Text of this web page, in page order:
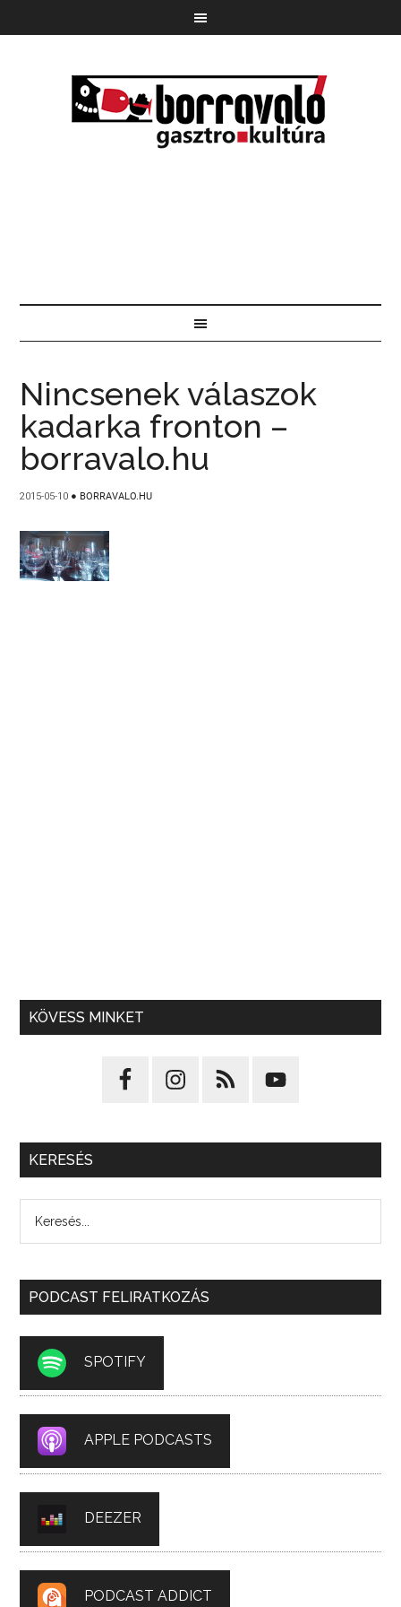
Nincsenek válaszok
kadarka fronton –
borravalo.hu
2015-05-10 ● BORRAVALO.HU
KÖVESS MINKET
KERESÉS
PODCAST FELIRATKOZÁS
SPOTIFY
APPLE PODCASTS
DEEZER
PODCAST ADDICT